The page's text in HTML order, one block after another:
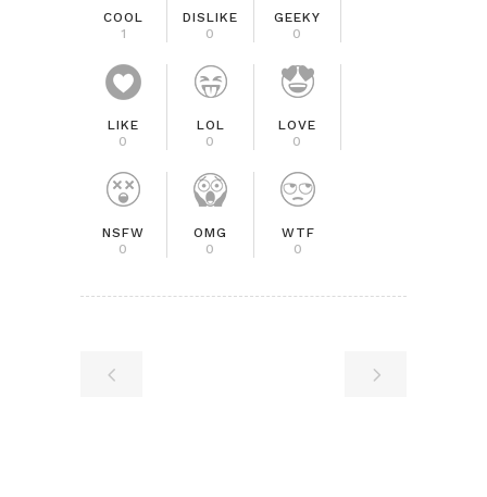
COOL
1
DISLIKE
0
GEEKY
0
LIKE
0
LOL
0
LOVE
0
NSFW
0
OMG
0
WTF
0